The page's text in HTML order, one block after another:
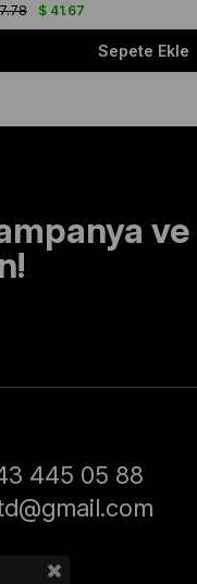
$ 41.67
Sepete Ekle
ve
445 05 88